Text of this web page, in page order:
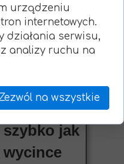
i
nie
pieńki w
zostają
glebą i nie
jak
wycince
urządzeniu
internetowych.
działania serwisu,
analizy ruchu na
na wszystkie